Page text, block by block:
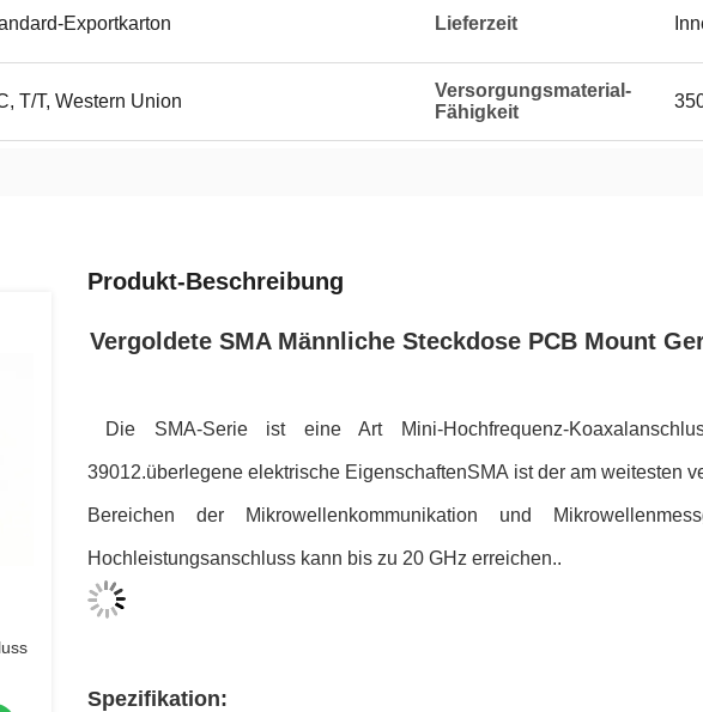
Exportkarton Lieferzeit
T/T, Western Union
Versorgungsmaterial-
Fähigkeit
Produkt-Beschreibung
Vergoldete SMA Männliche Steckdose PCB Mount
Die SMA-Serie ist eine Art Mini-Hochfrequenz-
39012.überlegene elektrische EigenschaftenSMA ist der am weitesten
Bereichen der Mikrowellenkommunikation und
Hochleistungsanschluss kann bis zu 20 GHz erreichen..
Spezifikation: